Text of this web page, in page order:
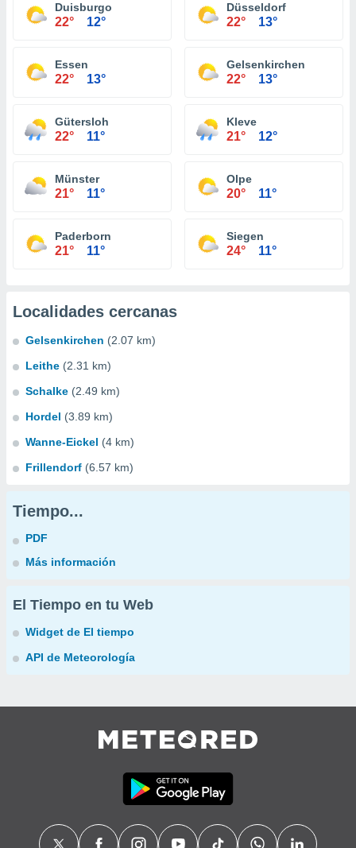
Duisburgo
22° 12°
Düsseldorf
22° 13°
Essen
22° 13°
Gelsenkirchen
22° 13°
Gütersloh
22° 11°
Kleve
21° 12°
Münster
21° 11°
Olpe
20° 11°
Paderborn
21° 11°
Siegen
24° 11°
Localidades cercanas
Gelsenkirchen (2.07 km)
Leithe (2.31 km)
Schalke (2.49 km)
Hordel (3.89 km)
Wanne-Eickel (4 km)
Frillendorf (6.57 km)
Tiempo...
PDF
Más información
El Tiempo en tu Web
Widget de El tiempo
API de Meteorología